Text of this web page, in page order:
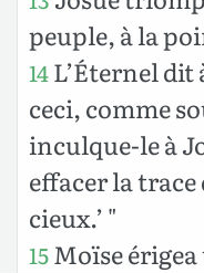
peuple, à la
14L’Éternel dit
ceci, comme
inculque-le à
effacer la trace
cieux.’ "
15Moïse